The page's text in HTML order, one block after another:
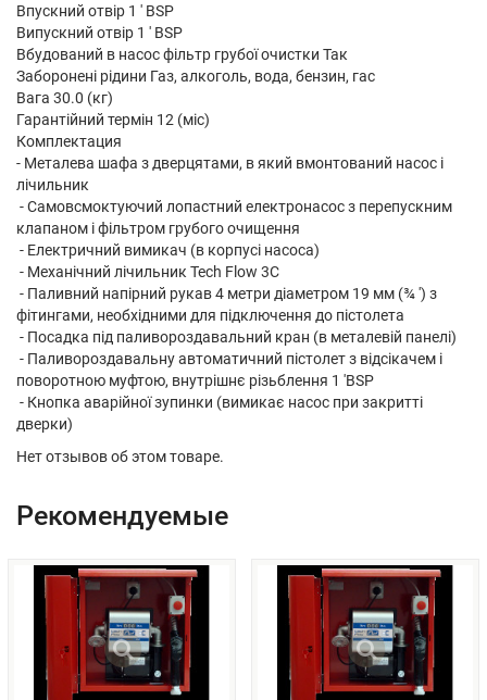
Впускний отвір 1 ' BSP
Випускний отвір 1 ' BSP
Вбудований в насос фільтр грубої очистки Так
Заборонені рідини Газ, алкоголь, вода, бензин, гас
Вага 30.0 (кг)
Гарантійний термін 12 (міс)
Комплектация
- Металева шафа з дверцятами, в який вмонтований насос і
лічильник
- Самовсмоктуючий лопастний електронасос з перепускним
клапаном і фільтром грубого очищення
- Електричний вимикач (в корпусі насоса)
- Механічний лічильник Tech Flow 3C
- Паливний напірний рукав 4 метри діаметром 19 мм (¾ ') з
фітингами, необхідними для підключення до пістолета
- Посадка під паливороздавальний кран (в металевій панелі)
- Паливороздавальну автоматичний пістолет з відсікачем і
поворотною муфтою, внутрішнє різьблення 1 'BSP
- Кнопка аварійної зупинки (вимикає насос при закритті
дверки)
Нет отзывов об этом товаре.
Рекомендуемые